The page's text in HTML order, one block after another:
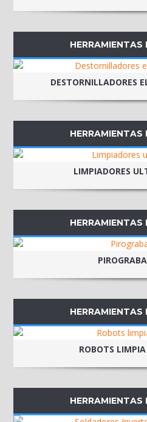
HERRAMIENTAS
DESTORNILLADORES
HERRAMIENTAS
LIMPIADORES
HERRAMIENTAS
HERRAMIENTAS
ROBOTS
HERRAMIENTAS